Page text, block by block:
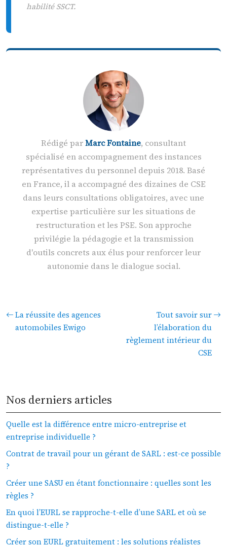
habilité SSCT.
Rédigé parMarc Fontaine, consultant
spécialisé en accompagnement des instances
représentatives du personnel depuis 2018. Basé
en France, il a accompagné des dizaines de CSE
dans leurs consultations obligatoires, avec une
expertise particulière sur les situations de
restructuration et les PSE. Son approche
privilégie la pédagogie et la transmission
d'outils concrets aux élus pour renforcer leur
autonomie dans le dialogue social.
La réussite des agences
automobiles Ewigo
Tout savoir sur
l’élaboration du
règlement intérieur du
CSE
Nos derniers articles
Quelle est la différence entre micro-entreprise et
entreprise individuelle ?
Contrat de travail pour un gérant de SARL : est-ce possible
?
Créer une SASU en étant fonctionnaire : quelles sont les
règles ?
En quoi l’EURL se rapproche-t-elle d’une SARL et où se
distingue-t-elle ?
Créer son EURL gratuitement : les solutions réalistes